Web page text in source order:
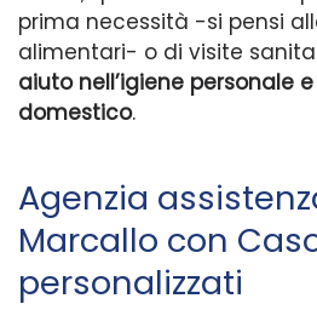
prima necessità -si pensi
alimentari- o di visite
aiuto nell’igiene personale
domestico.
Agenzia
Marcallo con
personalizzati